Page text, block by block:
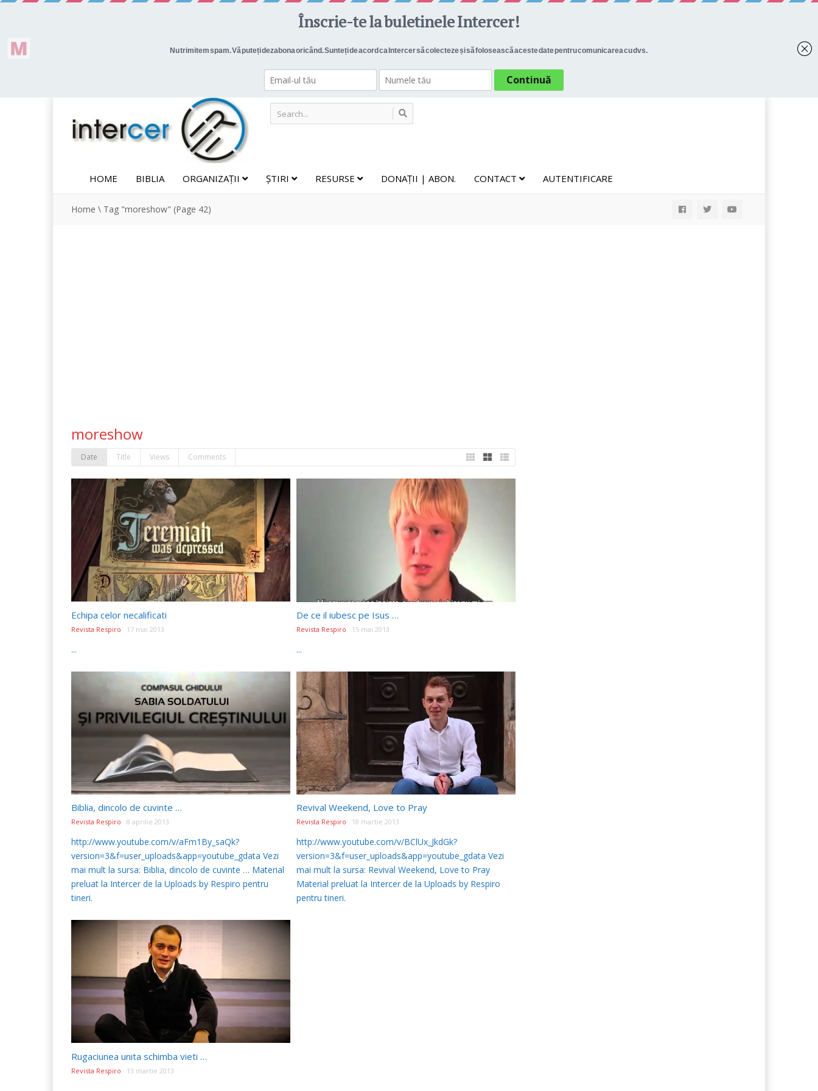
HOME BIBLIA ORGANIZAȚII ȘTIRI RESURSE DONAȚII | ABON. CONTACT AUTENTIFICARE
Home \ Tag "moreshow" (Page 42)
moreshow
Date Title Views Comments
Echipa celor necalificati
Revista Respiro 17 mai 2013
...
De ce il iubesc pe Isus …
Revista Respiro 15 mai 2013
...
Biblia, dincolo de cuvinte …
Revista Respiro 8 aprilie 2013
http://www.youtube.com/v/aFm1By_saQk?
version=3&f=user_uploads&app=youtube_gdata Vezi
mai mult la sursa: Biblia, dincolo de cuvinte … Material
preluat la Intercer de la Uploads by Respiro pentru
tineri.
Revival Weekend, Love to Pray
Revista Respiro 18 martie 2013
http://www.youtube.com/v/BClUx_JkdGk?
version=3&f=user_uploads&app=youtube_gdata Vezi
mai mult la sursa: Revival Weekend, Love to Pray
Material preluat la Intercer de la Uploads by Respiro
pentru tineri.
Rugaciunea unita schimba vieti …
Revista Respiro 13 martie 2013